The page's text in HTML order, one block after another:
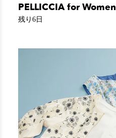
PELLICCIA for Women
残り6日